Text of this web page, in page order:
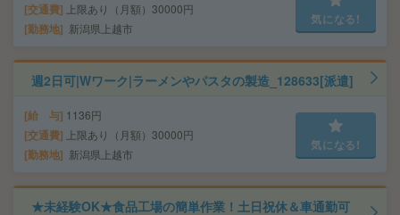
交通費 上限あり（月額）30000円
勤務地 新潟県上越市
気になる!
週2日可|Wワーク|ラーメンやパスタの製造_128633[派遣]
給 与 1136円
交通費 上限あり（月額）30000円
勤務地 新潟県上越市
気になる!
★未経験OK★食品工場の簡単作業！土日祝休＆車通勤可